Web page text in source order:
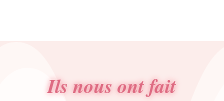
Ils nous ont fait